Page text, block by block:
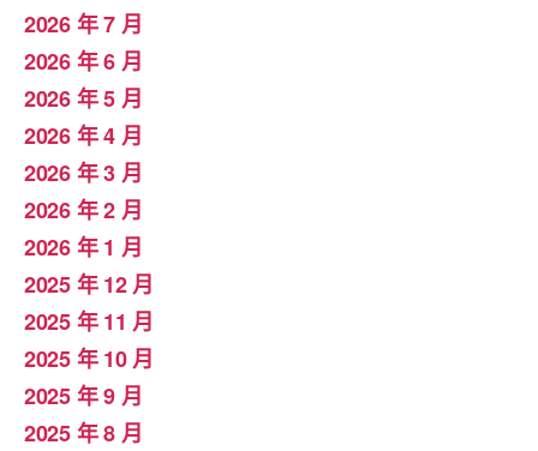
2026 年 7 月
2026 年 6 月
2026 年 5 月
2026 年 4 月
2026 年 3 月
2026 年 2 月
2026 年 1 月
2025 年 12 月
2025 年 11 月
2025 年 10 月
2025 年 9 月
2025 年 8 月